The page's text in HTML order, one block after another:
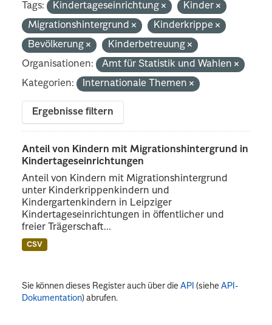
Tags: Kindertageseinrichtung
Kinder
Migrationshintergrund
Kinderkrippe
Bevölkerung
Kinderbetreuung
Organisationen:
Amt für Statistik und Wahlen
Kategorien:
Internationale Themen
Ergebnisse filtern
Anteil von Kindern mit Migrationshintergrund in
Kindertageseinrichtungen
Anteil von Kindern mit Migrationshintergrund
unter Kinderkrippenkindern und
Kindergartenkindern in Leipziger
Kindertageseinrichtungen in öffentlicher und
freier Trägerschaft...
CSV
Sie können dieses Register auch über dieAPI (sieheAPI-
Dokumentation) abrufen.